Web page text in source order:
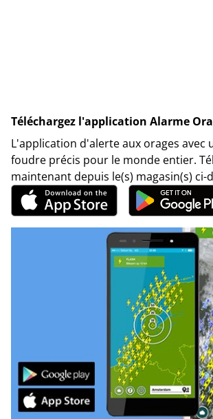
Téléchargez l'application Alarme
L'application d'alerte aux orages avec
foudre précis pour le monde entier.
maintenant depuis le(s) magasin(s) ci-